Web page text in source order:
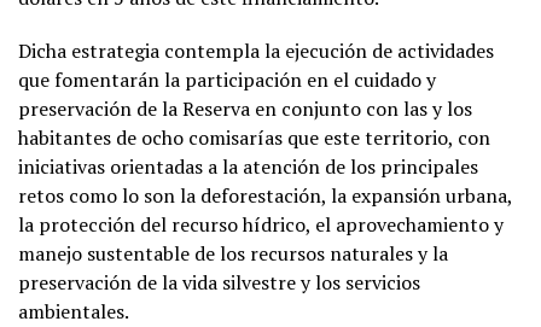
Dicha estrategia contempla la ejecución de actividades
que fomentarán la participación en el cuidado y
preservación de la Reserva en conjunto con las y los
habitantes de ocho comisarías que este territorio, con
iniciativas orientadas a la atención de los principales
retos como lo son la deforestación, la expansión urbana,
la protección del recurso hídrico, el aprovechamiento y
manejo sustentable de los recursos naturales y la
preservación de la vida silvestre y los servicios
ambientales.